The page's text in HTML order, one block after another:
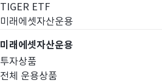
TIGER ETF
미래에셋자산운용
미래에셋자산운용
투자상품
전체 운용상품